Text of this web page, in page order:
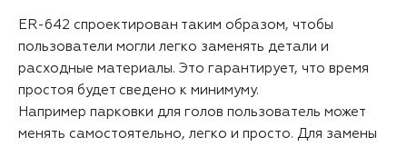
ER-642 спроектирован таким образом, чтобы
пользователи могли легко заменять детали и
расходные материалы. Это гарантирует, что время
простоя будет сведено к минимуму.
Например парковки для голов пользователь может
менять самостоятельно, легко и просто. Для замены